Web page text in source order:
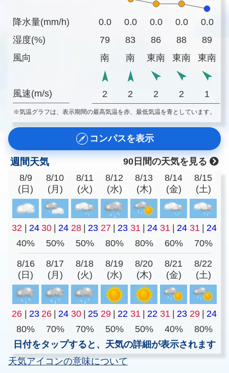
降水量(mm/h)
湿度(%)
風向
風速(m/s)
0.0 0.0 0.0 0.0
0.0
79
83 86 88
89
南
南 東南 東南 東南
2 2 2 2 1
※気温グラフは、表示期間の最高気温を赤、最低気温を青としています。
コンパスを表示
週間天気
90日間の天気を見る
8/9
(日)
8/10
(月)
8/11
(火)
8/12
(水)
8/13
(木)
8/14
(金)
8/15
(土)
32 | 24 30 | 24 28 | 23 27 | 23 31 | 24 31 | 24 31 | 24
40%
50% 50% 80% 80% 60% 70%
8/16
(日)
8/17
(月)
8/18
(火)
8/19
(水)
8/20
(木)
8/21
(金)
8/22
(土)
26 | 23 26 | 24 30 | 25 29 | 22 31 | 22 31 | 23 29 | 24
80%
70% 70% 50% 50% 40%
80%
日付をタップすると、天気の詳細が表示されます
天気アイコンの意味について